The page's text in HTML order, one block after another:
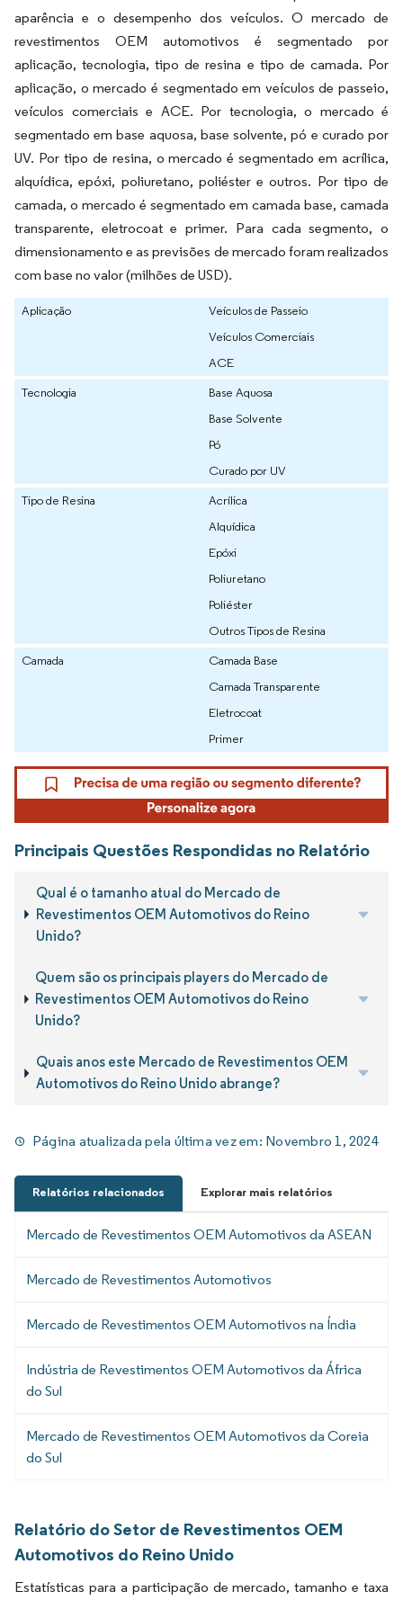
aparência e o desempenho dos veículos. O mercado de
revestimentos OEM automotivos é segmentado por
aplicação, tecnologia, tipo de resina e tipo de camada. Por
aplicação, o mercado é segmentado em veículos de passeio,
veículos comerciais e ACE. Por tecnologia, o mercado é
segmentado em base aquosa, base solvente, pó e curado por
UV. Por tipo de resina, o mercado é segmentado em acrílica,
alquídica, epóxi, poliuretano, poliéster e outros. Por tipo de
camada, o mercado é segmentado em camada base, camada
transparente, eletrocoat e primer. Para cada segmento, o
dimensionamento e as previsões de mercado foram realizados
com base no valor (milhões de USD).
Aplicação
Veículos de Passeio
Veículos Comerciais
ACE
Tecnologia
Base Aquosa
Base Solvente
Pó
Curado por UV
Tipo de Resina
Acrílica
Alquídica
Epóxi
Poliuretano
Poliéster
Outros Tipos de Resina
Camada
Camada Base
Camada Transparente
Eletrocoat
Primer
Principais Questões Respondidas no Relatório
Qual é o tamanho atual do Mercado de
Revestimentos OEM Automotivos do Reino
Unido?
Quem são os principais players do Mercado de
Revestimentos OEM Automotivos do Reino
Unido?
Quais anos este Mercado de Revestimentos OEM
Automotivos do Reino Unido abrange?
Página atualizada pela última vez em: Novembro 1, 2024
Relatórios relacionados Explorar mais relatórios
Mercado de Revestimentos OEM Automotivos da ASEAN
Mercado de Revestimentos Automotivos
Mercado de Revestimentos OEM Automotivos na Índia
Indústria de Revestimentos OEM Automotivos da África
do Sul
Mercado de Revestimentos OEM Automotivos da Coreia
do Sul
Relatório do Setor de Revestimentos OEM
Automotivos do Reino Unido
Estatísticas para a participação de mercado, tamanho e taxa